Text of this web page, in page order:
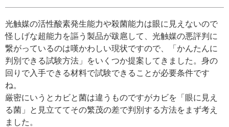
光触媒の活性酸素発生能力や殺菌能力は眼に見えないので
怪しげな超能力を謳う製品が跋扈して、光触媒の悪評判に
繋がっているのは嘆かわしい現状ですので、「かんたんに
判別できる試験方法」をいくつか提案してきました。身の
回りで入手できる材料で試験できることが必要条件です
ね。
厳密にいうとカビと菌は違うものですがカビを「眼に見え
る菌」と見立ててその繁茂の差で判別する方法をまず考え
ました。